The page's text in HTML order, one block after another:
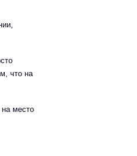
что на
на место